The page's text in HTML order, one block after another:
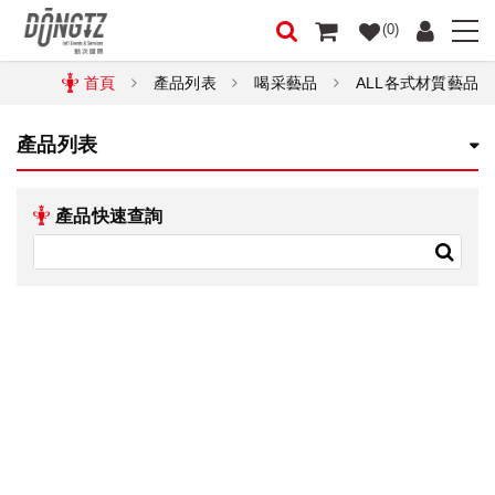
(0)
首頁 產品列表 喝采藝品 ALL各式材質藝品
產品列表
產品快速查詢